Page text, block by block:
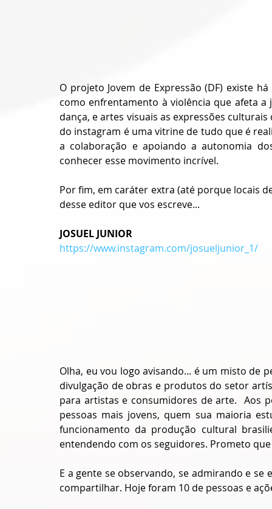
O projeto Jovem de Expressão (DF) existe
como enfrentamento à violência que afeta
dança, e artes visuais as expressões
do instagram é uma vitrine de tudo que é
a colaboração e apoiando a autonomia
conhecer esse movimento incrível.
Por fim, em caráter extra (até porque locais
desse editor que vos escreve...
JOSUEL JUNIOR
https://www.instagram.com/josueljunior_1/
Olha, eu vou logo avisando... é um misto de
divulgação de obras e produtos do setor
para artistas e consumidores de arte.  Aos
pessoas mais jovens, quem sua maioria
funcionamento da produção cultural
entendendo com os seguidores. Prometo
E a gente se observando, se admirando e
compartilhar. Hoje foram 10 de pessoas e